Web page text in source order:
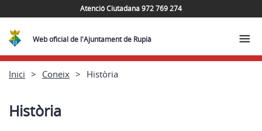
Atenció Ciutadana 972 769 274
Web oficial de l'Ajuntament de Rupià
Inici Coneix Història
Història